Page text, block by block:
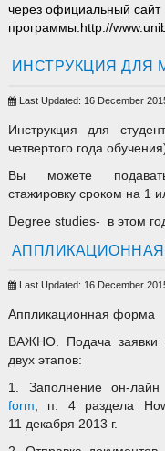
через официальный сайт
программы: http://
ИНСТРУКЦИЯ ДЛЯ
Last Updated: 16 December
Инструкция для
четвертого года
Вы можете
стажировку сроком на 1
Degree studies- в этом
Last Updated: 16 December
Аппликационная форма
ВАЖНО. Подача заявки
двух этапов:
1. Заполнение он-
form, п. 4 раздела
11 декабря 2013 г.